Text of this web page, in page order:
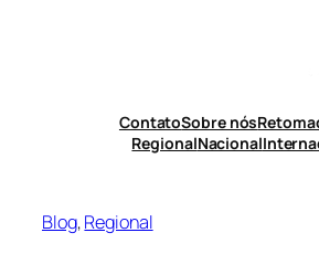
ContatoSobre nós
RegionalNacional
Blog, Regional